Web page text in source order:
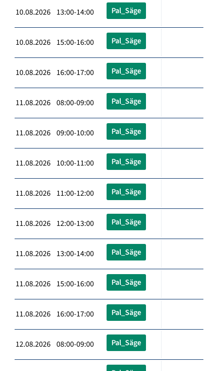
10.08.2026 13:00-14:00 Pal_Säge
10.08.2026 15:00-16:00 Pal_Säge
10.08.2026 16:00-17:00 Pal_Säge
11.08.2026 08:00-09:00 Pal_Säge
11.08.2026 09:00-10:00 Pal_Säge
11.08.2026 10:00-11:00 Pal_Säge
11.08.2026 11:00-12:00 Pal_Säge
11.08.2026 12:00-13:00 Pal_Säge
11.08.2026 13:00-14:00 Pal_Säge
11.08.2026 15:00-16:00 Pal_Säge
11.08.2026 16:00-17:00 Pal_Säge
12.08.2026 08:00-09:00 Pal_Säge